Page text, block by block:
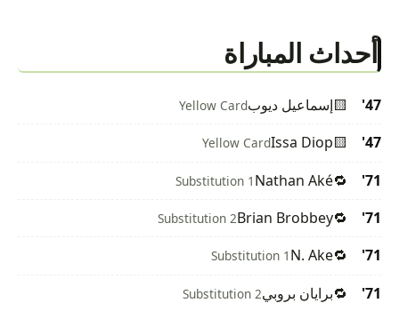
أحداث المباراة
47'
🟨إسماعيل ديوبYellow Card
47'
🟨
Issa Diop
Yellow Card
71'
🔁
Nathan Aké
Substitution 1
71'
🔁
Brian Brobbey
Substitution 2
71'
🔁
N. Ake
Substitution 1
71'
🔁برايان بروبيSubstitution 2